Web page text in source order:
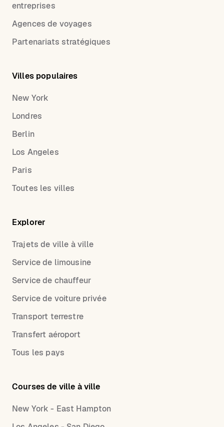
entreprises
Agences de voyages
Partenariats stratégiques
Villes populaires
New York
Londres
Berlin
Los Angeles
Paris
Toutes les villes
Explorer
Trajets de ville à ville
Service de limousine
Service de chauffeur
Service de voiture privée
Transport terrestre
Transfert aéroport
Tous les pays
Courses de ville à ville
New York - East Hampton